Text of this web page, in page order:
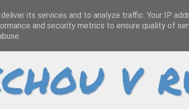
its services and to analyze traffic. Your IP
and security metrics to ensure quality of